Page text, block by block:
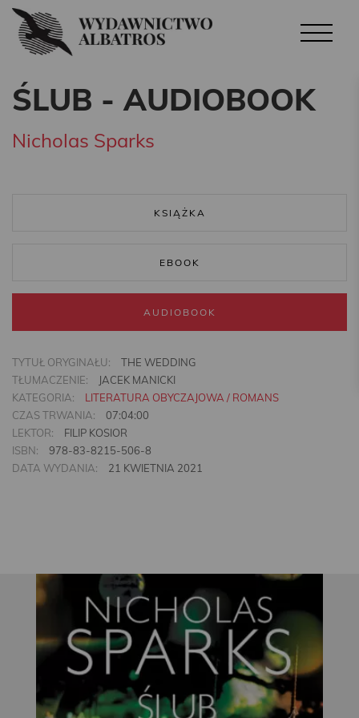
ŚLUB - AUDIOBOOK
Nicholas Sparks
KSIĄŻKA
EBOOK
AUDIOBOOK
TYTUŁ ORYGINAŁU:
THE WEDDING
TŁUMACZENIE:
JACEK MANICKI
KATEGORIA:
LITERATURA OBYCZAJOWA / ROMANS
CZAS TRWANIA:
07:04:00
LEKTOR:
FILIP KOSIOR
ISBN:
978-83-8215-506-8
DATA WYDANIA:
21 KWIETNIA 2021